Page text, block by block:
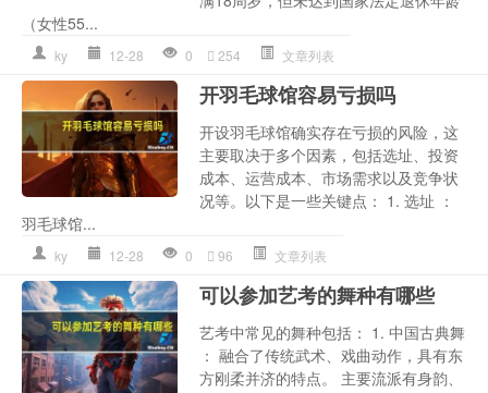
（女性55...
ky 12-28 0 254 文章列表
开羽毛球馆容易亏损吗
开设羽毛球馆确实存在亏损的风险，这
主要取决于多个因素，包括选址、投资
成本、运营成本、市场需求以及竞争状
况等。以下是一些关键点： 1. 选址 ：
羽毛球馆...
ky 12-28 0 96 文章列表
可以参加艺考的舞种有哪些
艺考中常见的舞种包括： 1. 中国古典舞
： 融合了传统武术、戏曲动作，具有东
方刚柔并济的特点。 主要流派有身韵、